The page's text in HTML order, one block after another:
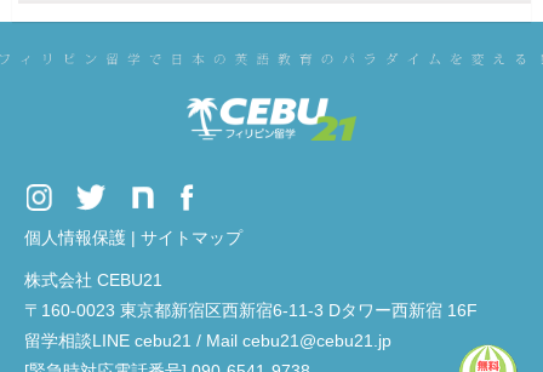
個人情報保護 | サイトマップ
株式会社 CEBU21
〒160-0023 東京都新宿区西新宿6-11-3 Dタワー西新宿 16F
留学相談LINE cebu21 / Mail cebu21@cebu21.jp